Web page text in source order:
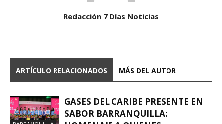
Redacción 7 Días Noticias
ARTÍCULO RELACIONADOS MÁS DEL AUTOR
GASES DEL CARIBE PRESENTE EN
SABOR BARRANQUILLA: